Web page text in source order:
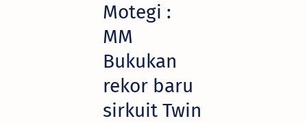
Motegi :
MM
Bukukan
rekor baru
sirkuit Twin